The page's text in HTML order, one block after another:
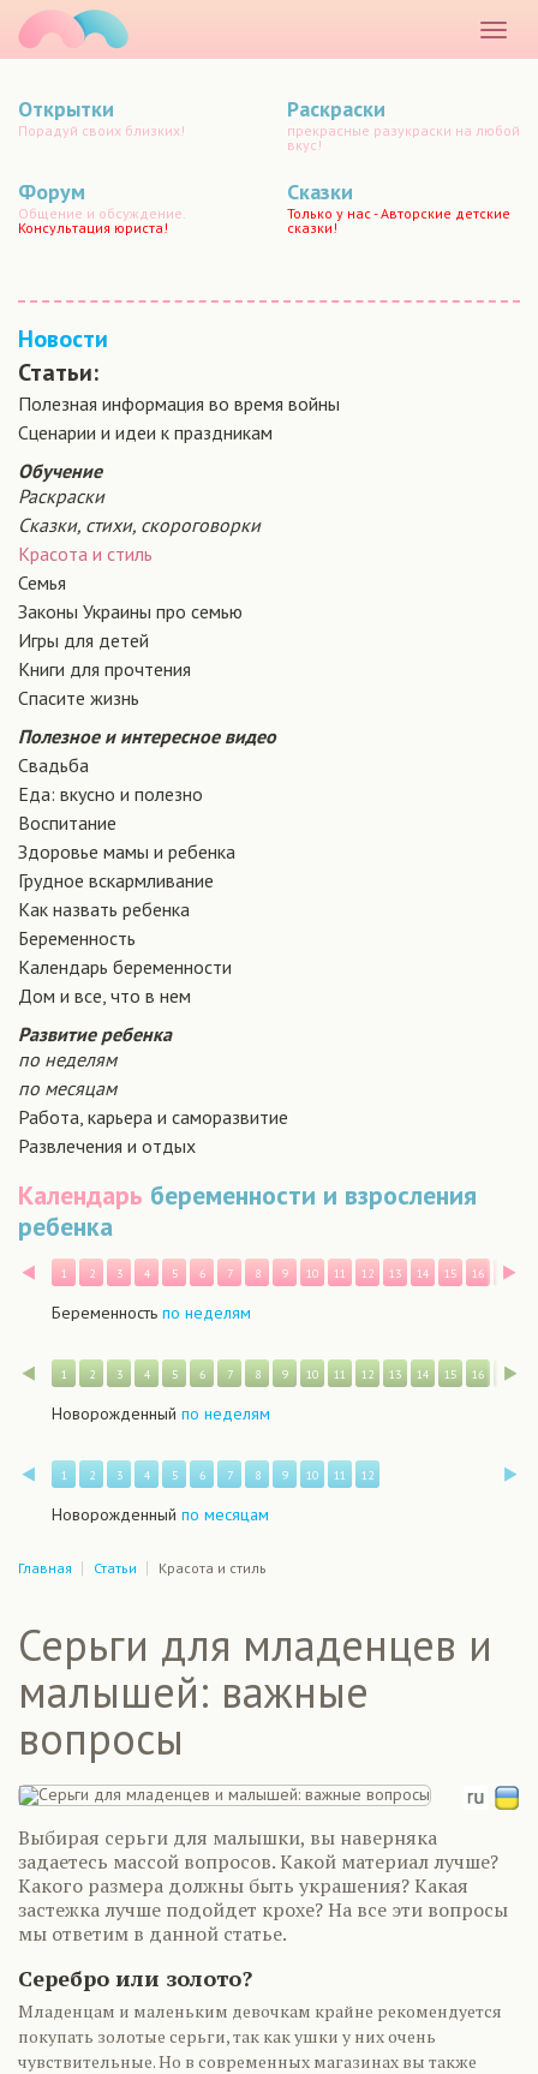
меню
Открытки
Порадуй своих близких!
Раскраски
прекрасные разукраски на любой
вкус!
Форум
Общение и обсуждение.
Консультация юриста!
Сказки
Только у нас - Авторские детские
сказки!
Новости
Статьи:
Полезная информация во время войны
Сценарии и идеи к праздникам
Обучение
Раскраски
Сказки, стихи, скороговорки
Красота и стиль
Семья
Законы Украины про семью
Игры для детей
Книги для прочтения
Спасите жизнь
Полезное и интересное видео
Свадьба
Еда: вкусно и полезно
Воспитание
Здоровье мамы и ребенка
Грудное вскармливание
Как назвать ребенка
Беременность
Календарь беременности
Дом и все, что в нем
Развитие ребенка
по неделям
по месяцам
Работа, карьера и саморазвитие
Развлечения и отдых
Календарь беременности и взросления
ребенка
Назад
1 2 3 4 5 6 7 8 9 10 11 12 13 14 15 16 17
Беременность по неделям
Назад
1 2 3 4 5 6 7 8 9 10 11 12 13 14 15 16 17
Новорожденный по неделям
Назад
1 2 3 4 5 6 7 8 9 10 11 12
Новорожденный по месяцам
Главная Статьи Красота и стиль
Серьги для младенцев и
малышей: важные
вопросы
Выбирая серьги для малышки, вы наверняка
задаетесь массой вопросов. Какой материал лучше?
Какого размера должны быть украшения? Какая
застежка лучше подойдет крохе? На все эти вопросы
мы ответим в данной статье.
Серебро или золото?
Младенцам и маленьким девочкам крайне рекомендуется
покупать золотые серьги, так как ушки у них очень
чувствительные. Но в современных магазинах вы также